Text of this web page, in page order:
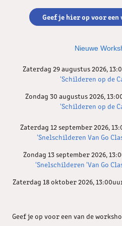
Geef je hier op voor een
Nieuwe
Zaterdag 29 augustus 2026,
'Schilderen op de
Zondag 30 augustus 2026,
'Schilderen op de
Zaterdag 12 september 2026,
'Snelschilderen Van Go
Zondag 13 september 2026,
'Snelschilderen 'Van Go
Zaterdag 18 oktober 2026,
Geef je op voor een van de